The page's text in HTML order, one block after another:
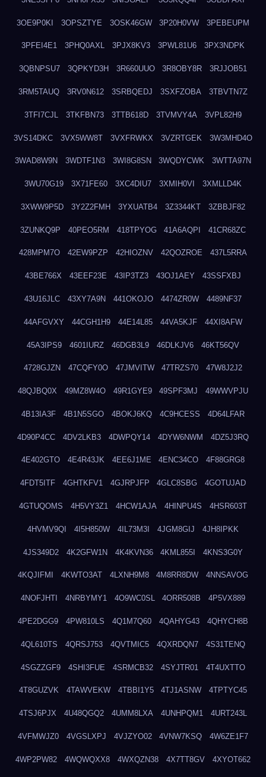
3OE9P0KI 3OPSZTYE 3OSK46GW 3P20H0VW 3PEBEUPM
3PFEI4E1 3PHQ0AXL 3PJX8KV3 3PWL81U6 3PX3NDPK
3QBNPSU7 3QPKYD3H 3R660UUO 3R8OBY8R 3RJJOB51
3RM5TAUQ 3RV0N612 3SRBQEDJ 3SXFZOBA 3TBVTN7Z
3TFI7CJL 3TKFBN73 3TTB618D 3TVMVY4A 3VPL82H9
3VS14DKC 3VX5WW8T 3VXFRWKX 3VZRTGEK 3W3MHD4O
3WAD8W9N 3WDTF1N3 3WI8G8SN 3WQDYCWK 3WTTA97N
3WU70G19 3X71FE60 3XC4DIU7 3XMIH0VI 3XMLLD4K
3XWW9P5D 3Y2Z2FMH 3YXUATB4 3Z3344KT 3ZBBJF82
3ZUNKQ9P 40PEO5RM 418TPYOG 41A6AQPI 41CR68ZC
428MPM7O 42EW9PZP 42HIOZNV 42QOZROE 437L5RRA
43BE766X 43EEF23E 43IP3TZ3 43OJ1AEY 43SSFXBJ
43U16JLC 43XY7A9N 441OKOJO 4474ZR0W 4489NF37
44AFGVXY 44CGH1H9 44E14L85 44VA5KJF 44XI8AFW
45A3IPS9 4601IURZ 46DGB3L9 46DLKJV6 46KT56QV
4728GJZN 47CQFY0O 47JMVITW 47TRZS70 47W8J2J2
48QJBQ0X 49MZ8W4O 49R1GYE9 49SPF3MJ 49WWVPJU
4B13IA3F 4B1N5SGO 4BOKJ6KQ 4C9HCESS 4D64LFAR
4D90P4CC 4DV2LKB3 4DWPQY14 4DYW6NWM 4DZ5J3RQ
4E402GTO 4E4R43JK 4EE6J1ME 4ENC34CO 4F88GRG8
4FDT5ITF 4GHTKFV1 4GJRPJFP 4GLC8SBG 4GOTUJAD
4GTUQOMS 4H5VY3Z1 4HCW1AJA 4HINPU4S 4HSR603T
4HVMV9QI 4I5H850W 4IL73M3I 4JGM8GIJ 4JH8IPKK
4JS349D2 4K2GFW1N 4K4KVN36 4KML855I 4KNS3G0Y
4KQJIFMI 4KWTO3AT 4LXNH9M8 4M8RR8DW 4NNSAVOG
4NOFJHTI 4NRBYMY1 4O9WC0SL 4ORR508B 4P5VX889
4PE2DGG9 4PW810LS 4Q1M7Q60 4QAHYG43 4QHYCH8B
4QL610TS 4QRSJ753 4QVTMIC5 4QXRDQN7 4S31TENQ
4SGZZGF9 4SHI3FUE 4SRMCB32 4SYJTR01 4T4UXTTO
4T8GUZVK 4TAWVEKW 4TBBI1Y5 4TJ1ASNW 4TPTYC45
4TSJ6PJX 4U48QGQ2 4UMM8LXA 4UNHPQM1 4URT243L
4VFMWJZ0 4VGSLXPJ 4VJZYO02 4VNW7KSQ 4W6ZE1F7
4WP2PW82 4WQWQXX8 4WXQZN38 4X7TT8GV 4XYOT662